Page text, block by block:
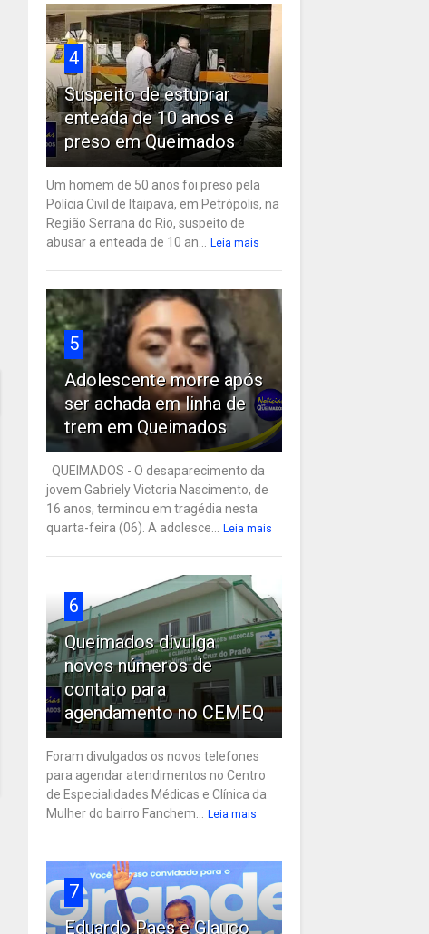
4
Suspeito de estuprar
enteada de 10 anos é
preso em Queimados
Um homem de 50 anos foi preso pela
Polícia Civil de Itaipava, em Petrópolis, na
Região Serrana do Rio, suspeito de
abusar a enteada de 10 an...
Leia mais
5
Adolescente morre após
ser achada em linha de
trem em Queimados
QUEIMADOS - O desaparecimento da
jovem Gabriely Victoria Nascimento, de
16 anos, terminou em tragédia nesta
quarta-feira (06). A adolesce...
Leia mais
6
Queimados divulga
novos números de
contato para
agendamento no CEMEQ
Foram divulgados os novos telefones
para agendar atendimentos no Centro
de Especialidades Médicas e Clínica da
Mulher do bairro Fanchem...
Leia mais
7
Eduardo Paes e Glauco